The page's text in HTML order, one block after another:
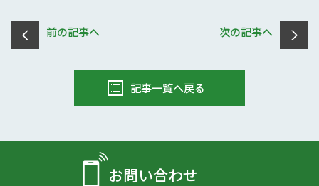
前の記事へ 次の記事へ
記事一覧へ戻る
お問い合わせ